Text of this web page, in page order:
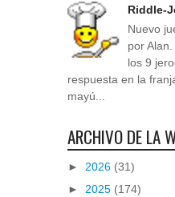
Riddle-
Nuevo
por
los 9
respuesta en la
mayú...
ARCHIVO DE LA
► 2026 (31)
► 2025 (174)